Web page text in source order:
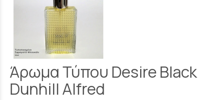
Άρωμα Τύπου Desire Black
Dunhill Alfred